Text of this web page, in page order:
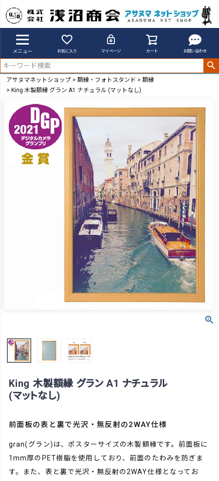
メニュー お気に入り マイページ カート お問い合わせ
アサヌマネットショップ 額縁・フォトスタンド
額縁
King 木製額縁 グラン A1 ナチュラル (マットなし)
King 木製額縁 グラン A1 ナチュラル
(マットなし)
前面板の表と裏で光沢・無反射の2WAY仕様
gran(グラン)は、ポスターサイズの木製額縁です。前面板に
1mm厚のPET樹脂を使用しており、前面のたわみを防ぎま
す。また、表と裏で光沢・無反射の2WAY仕様となってお